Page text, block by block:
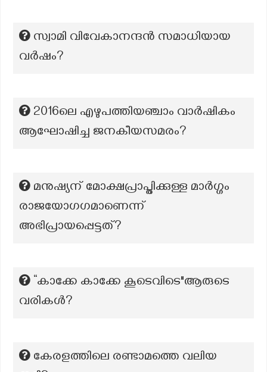
സ്വാമി വിവേകാനന്ദൻ സമാധിയായ
വർഷം?
2016ലെ എഴുപത്തിയഞ്ചാം വാർഷികം
ആഘോഷിച്ച ജനകീയസമരം?
മനുഷ്യന് മോക്ഷപ്രാപ്തിക്കുള്ള മാര്‍ഗ്ഗം
രാജയോഗഗമാണെന്ന്
അഭിപ്രായപ്പെട്ടത്?
“കാക്കേ കാക്കേ കൂടെവിടെ"ആരുടെ
വരികൾ?
കേരളത്തിലെ രണ്ടാമത്തെ വലിയ